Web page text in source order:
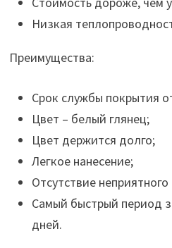
Низкая
Преимущества:
Срок службы покрытия
Цвет – белый глянец;
Цвет держится долго;
Легкое нанесение;
Отсутствие неприятного
Самый быстрый период
дней.